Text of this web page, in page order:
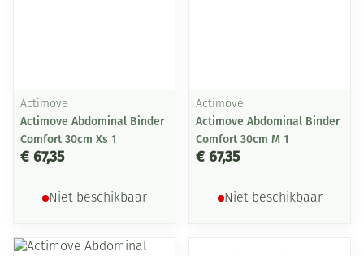
Actimove
Actimove Abdominal Binder
Comfort 30cm Xs 1
€ 67,35
Niet beschikbaar
Actimove
Actimove Abdominal Binder
Comfort 30cm M 1
€ 67,35
Niet beschikbaar